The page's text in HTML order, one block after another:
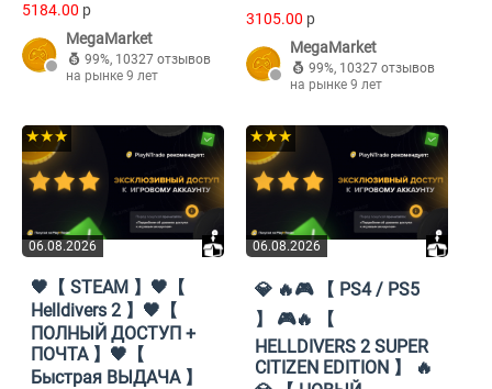
5184.00 p
MegaMarket
99%, 10327 отзывов
на рынке 9 лет
3105.00 p
MegaMarket
99%, 10327 отзывов
на рынке 9 лет
06.08.2026
★★★
🖤【 STEAM 】🖤【
Helldivers 2 】🖤【
ПОЛНЫЙ ДОСТУП +
ПОЧТА 】🖤【
Быстрая ВЫДАЧА 】
06.08.2026
★★★
💎 🔥🎮 【 PS4 / PS5
】 🎮🔥 【
HELLDIVERS 2 SUPER
CITIZEN EDITION 】 🔥